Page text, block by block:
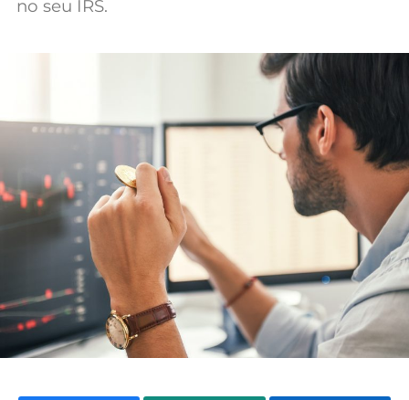
Mundial 2026
no seu IRS.